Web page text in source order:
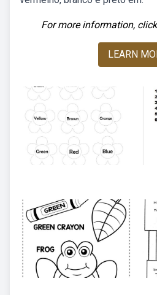
For more information,
LEARN